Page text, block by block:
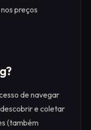
preços
de navegar
e coletar
(também